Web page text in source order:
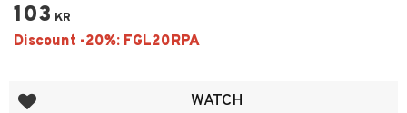
103 KR
Add to favorites WATCH